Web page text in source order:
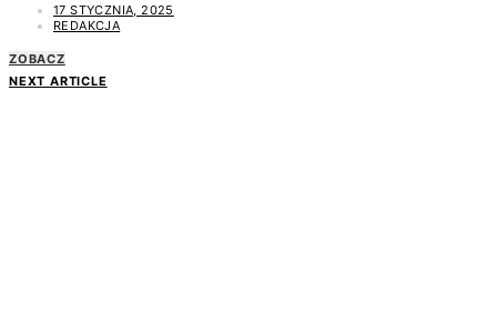
17 STYCZNIA, 2025
REDAKCJA
ZOBACZ
NEXT ARTICLE